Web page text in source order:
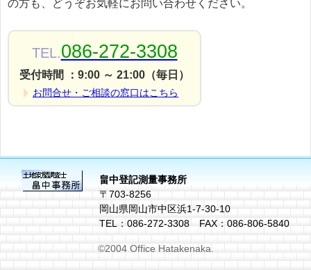
の方も、どうぞお気軽にお問い合わせください。
TEL.086-272-3308
受付時間 ：9:00 ～ 21:00（毎日）
お問合せ・ご相談の窓口はこちら
畠中登記測量事務所
〒703-8256
岡山県岡山市中区浜1-7-30-10
TEL：086-272-3308 FAX：086-806-5840
©2004 Office Hatakenaka.